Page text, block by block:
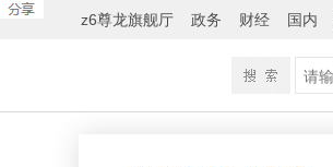
z6尊龙旗舰厅 政务 财经 国内